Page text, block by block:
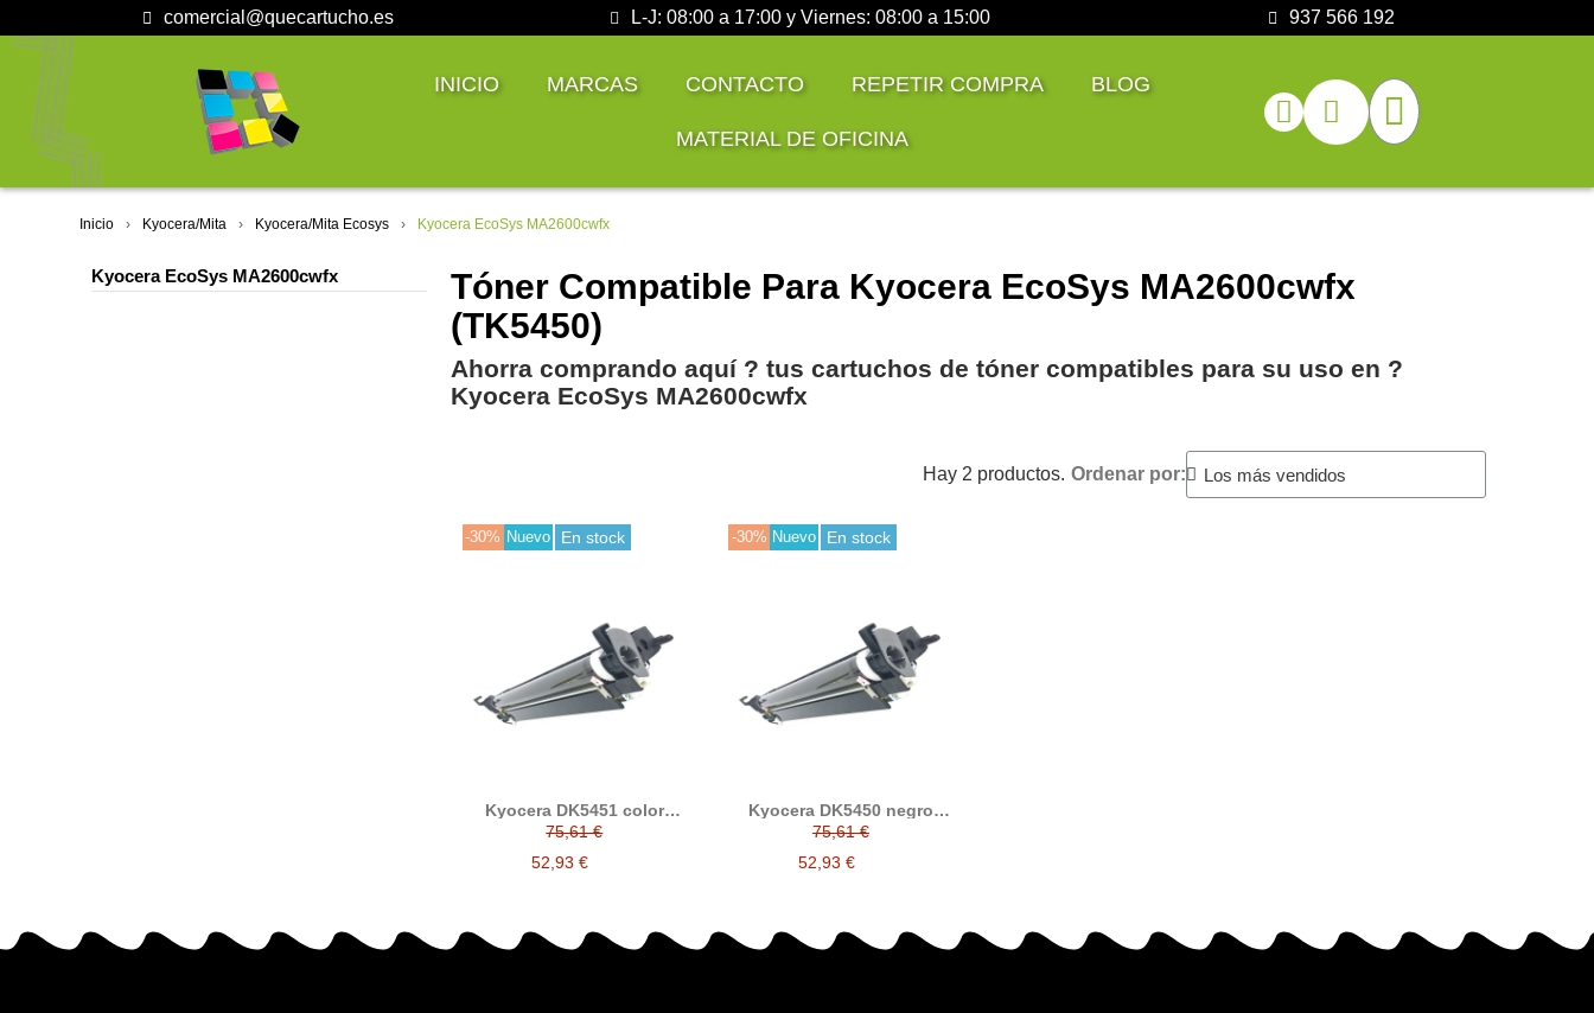
comercial@quecartucho.es L-J: 08:00 a 17:00 y Viernes: 08:00 a 15:00 937 566 192
INICIO MARCAS CONTACTO REPETIR COMPRA BLOG
MATERIAL DE OFICINA
Inicio Kyocera/Mita Kyocera/Mita Ecosys Kyocera EcoSys MA2600cwfx
Kyocera EcoSys MA2600cwfx
Tóner Compatible Para Kyocera EcoSys MA2600cwfx
(TK5450)
Ahorra comprando aquí ? tus cartuchos de tóner compatibles para su uso en ?️
Kyocera EcoSys MA2600cwfx
Hay 2 productos. Ordenar por:
-30% Nuevo En stock
Kyocera DK5451 color
tambor compatible
(30C0D93020)
75,61 €
52,93 €
-30% Nuevo En stock
Kyocera DK5450 negro
tambor compatible
(30C0D93010)
75,61 €
52,93 €